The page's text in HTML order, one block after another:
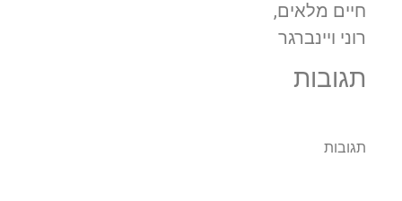
חיים מלאים,
רוני ויינברגר
תגובות
תגובות